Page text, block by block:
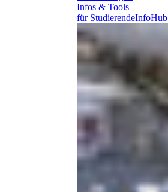
Infos & Tools
für StudierendeInfoHub